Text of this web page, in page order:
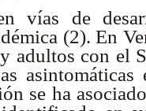
vías de
(2). En
adultos con el
se ha